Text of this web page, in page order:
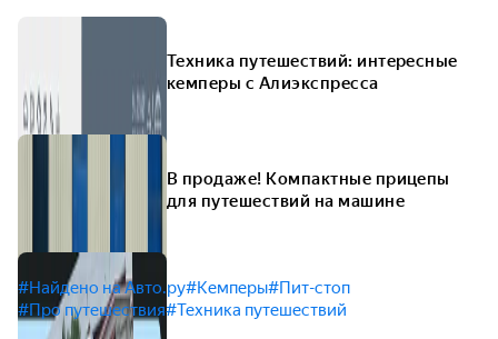
Техника путешествий: интересные
кемперы с Алиэкспресса
В продаже! Компактные прицепы
для путешествий на машине
#Найдено на Авто.ру#Кемперы#Пит-стоп
#Про путешествия#Техника путешествий